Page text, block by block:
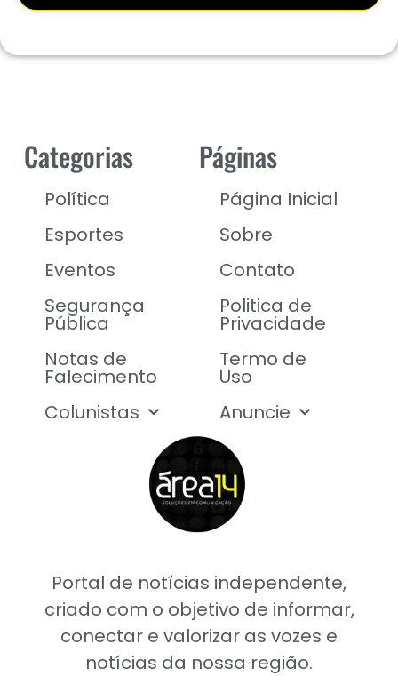
Portal de notícias independente,
criado com o objetivo de informar,
conectar e valorizar as vozes e
notícias da nossa região.
Categorias
Política
Esportes
Eventos
Segurança
Pública
Notas de
Falecimento
Colunistas
Páginas
Página Inicial
Sobre
Contato
Politica de
Privacidade
Termo de
Uso
Anuncie